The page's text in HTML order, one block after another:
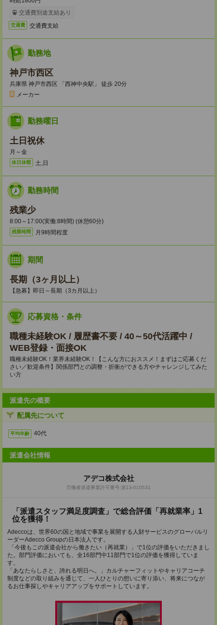
交通費別途支給あり
交通費 交通費支給
勤務地
神戸市西区
兵庫県 神戸市西区 「西神中央駅」 徒歩 20分
メーカー
勤務曜日
土日祝休
月～金
休日休暇 土,日
勤務時間
残業少
8:00～17:00(実働:8時間) (休憩60分)
残業時間 月9時間程度
期間
長期（3ヶ月以上）
【急募】即日～長期（3カ月以上）
応募資格・条件
職種未経験OK / 履歴書不要 / 40～50代活躍中 /
WEB登録・面接OK
職種未経験OK！業界未経験OK！【こんな方におススメ！まずはご応募くだ
さい／歓迎条件】関係部門との調整・折衝ができる方やチャレンジしてみた
い方
派遣先の概要
配属先について
平均年齢 40代
派遣会社情報
アデコ株式会社
労働者派遣事業許可番号:派13-010531
「派遣スタッフ満足度調査」で総合評価「再就業率」1
位を獲得！
Adeccoは、世界60の国と地域で事業を展開する人財サービスのグローバルリ
ーダーAdecco Groupの日本法人です。
「今後もこの派遣会社から働きたい（再就業）」で1位の評価をいただきまし
た。部門評価においても、全16部門中11部門で1位の評価を獲得していま
す。
「あなたらしさと、誇れる明日へ。」カルチャーフィットやキャリアコーチ
制度などの取り組みを通じて、一人ひとりの想いに寄り添い、将来につなが
るお仕事探しやキャリアアップをサポートしています。